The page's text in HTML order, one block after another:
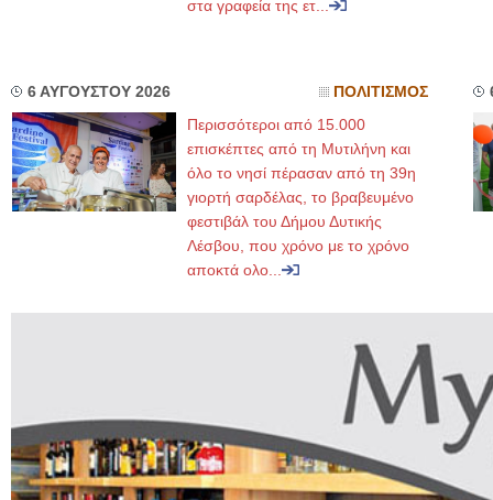
στα γραφεία της ετ...
6 ΑΥΓΟΥΣΤΟΥ 2026 ΠΟΛΙΤΙΣΜΟΣ
Περισσότεροι από 15.000
επισκέπτες από τη Μυτιλήνη και
όλο το νησί πέρασαν από τη 39η
γιορτή σαρδέλας, το βραβευμένο
φεστιβάλ του Δήμου Δυτικής
Λέσβου, που χρόνο με το χρόνο
αποκτά ολο...